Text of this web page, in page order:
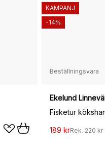
Beställningsvara
Ekelund
Fisketur
189 krRek. 220 kr
KAMPANJ
-14%